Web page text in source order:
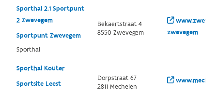
Sporthal 2.1 Sportpunt
2 Zwevegem
Sportpunt Zwevegem
Sporthal
Bekaertstraat 4
8550 Zwevegem
zwevegem
Sporthal Kouter
Sportsite Leest
Dorpstraat 67
2811 Mechelen